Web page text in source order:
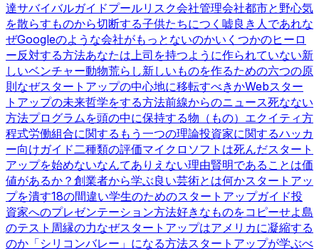
達サバイバルガイドプールリスク会社管理会社都市と野心気
を散らすものから切断する子供たちにつく嘘良き人であれな
ぜGoogleのような会社がもっとないのかいくつかのヒーロ
ー反対する方法あなたは上司を持つように作られていない新
しいベンチャー動物荒らし新しいものを作るための六つの原
則なぜスタートアップの中心地に移転すべきかWebスター
トアップの未来哲学をする方法前線からのニュース死なない
方法プログラムを頭の中に保持する物（もの） エクイティ方
程式労働組合に関するもう一つの理論投資家に関するハッカ
ー向けガイド二種類の評価マイクロソフトは死んだスタート
アップを始めないなんてありえない理由賢明であることは価
値があるか？ 創業者から学ぶ良い芸術とは何かスタートアッ
プを潰す18の間違い学生のためのスタートアップガイド投
資家へのプレゼンテーション方法好きなものをコピーせよ島
のテスト 周縁の力なぜスタートアップはアメリカに凝縮する
のか 「シリコンバレー」になる方法スタートアップが学ぶべ